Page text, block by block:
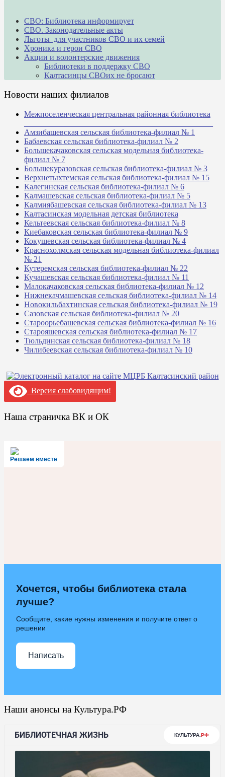
СВО: Библиотека информирует
СВО. Законодательные акты
Льготы для участников СВО и их семей
Хроника и герои СВО
Акции и волонтерские движения
Библиотеки в поддержку СВО
Калтасинцы СВОих не бросают
Новости наших филиалов
Межпоселенческая центральная районная библиотека
Амзибашевская сельская библиотека-филиал № 1
Бабаевская сельская библиотека-филиал № 2
Большекачаковская сельская модельная библиотека-
филиал № 7
Большекуразовская сельская библиотека-филиал № 3
Верхнетыхтемская сельская библиотека-филиал № 15
Калегинская сельская библиотека-филиал № 6
Калмашевская сельская библиотека-филиал № 5
Калмиябашевская сельская библиотека-филиал № 13
Калтасинская модельная детская библиотека
Кельтеевская сельская библиотека-филиал № 8
Киебаковская сельская библиотека-филиал № 9
Кокушевская сельская библиотека-филиал № 4
Краснохолмская сельская модельная библиотека-филиал
№ 21
Кутеремская сельская библиотека-филиал № 22
Кучашевская сельская библиотека-филиал № 11
Малокачаковская сельская библиотека-филиал № 12
Нижнекачмашевская сельская библиотека-филиал № 14
Новокильбахтинская сельская библиотека-филиал № 19
Сазовская сельская библиотека-филиал № 20
Староорьебашевская сельская библиотека-филиал № 16
Старояшевская сельская библиотека-филиал № 17
Тюльдинская сельская библиотека-филиал № 18
Чилибеевская сельская библиотека-филиал № 10
Версия слабовидящим!
Наша страничка ВК и ОК
Решаем вместе
Хочется, чтобы библиотека стала
лучше?
Сообщите, какие нужны изменения и получите ответ о
решении
Написать
Наши анонсы на Культура.РФ